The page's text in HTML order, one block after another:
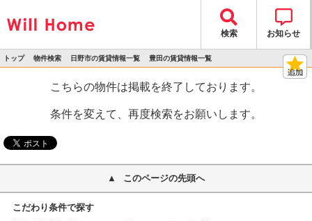
検索 お知らせ
トップ 物件検索 日野市の賃貸情報一覧 豊田の賃貸情報一覧
こちらの物件は掲載を終了しております。
条件を変えて、再度検索をお願いします。
このページの先頭へ
こだわり条件で探す